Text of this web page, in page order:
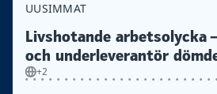
UUSIMMAT
Livshotande arbetsolycka
och underleverantör
+2